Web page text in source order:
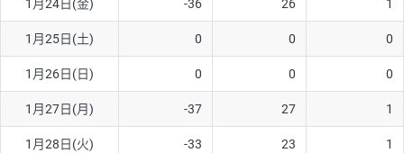
1月24日(金) -36 26 1
1月25日(土) 0 0 0
1月26日(日) 0 0 0
1月27日(月) -37 27 1
1月28日(火) -33 23 1